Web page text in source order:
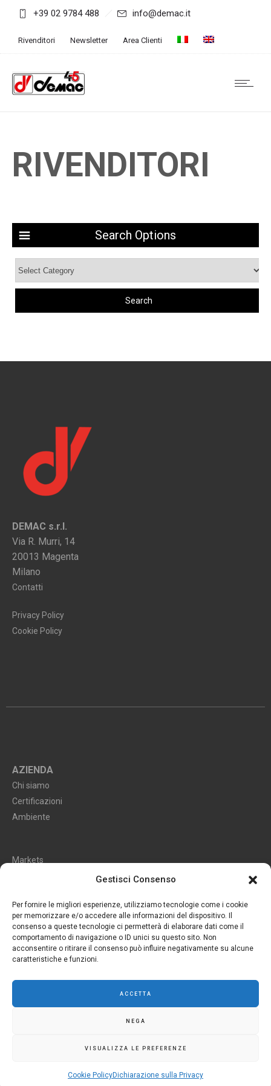
Gestisci Consenso
Per fornire le migliori esperienze, utilizziamo tecnologie come i cookie
per memorizzare e/o accedere alle informazioni del dispositivo. Il
consenso a queste tecnologie ci permetterà di elaborare dati come il
comportamento di navigazione o ID unici su questo sito. Non
acconsentire o ritirare il consenso può influire negativamente su alcune
caratteristiche e funzioni.
ACCETTA
NEGA
VISUALIZZA LE PREFERENZE
Cookie PolicyDichiarazione sulla Privacy
+39 02 9784 488 info@demac.it
Rivenditori Newsletter Area Clienti
RIVENDITORI
Search Options
DEMAC s.r.l.
Via R. Murri, 14
20013 Magenta
Milano
Contatti
Privacy Policy
Cookie Policy
AZIENDA
Chi siamo
Certificazioni
Ambiente
Markets
Configuratore
©2020 DEMAC. Company register of Milan no. REA of Milan NO.